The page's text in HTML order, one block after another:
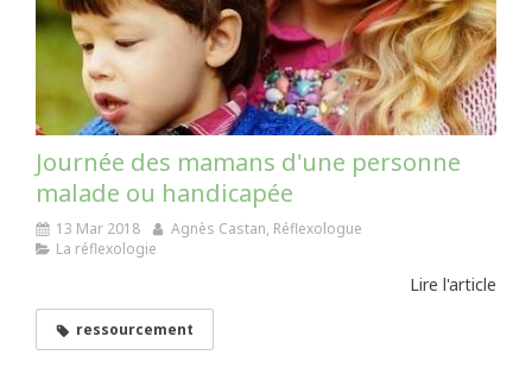
Journée des mamans d'une personne
malade ou handicapée
13 Mar 2018
Agnès Castan, Réflexologue
La réflexologie
Lire l'article
ressourcement